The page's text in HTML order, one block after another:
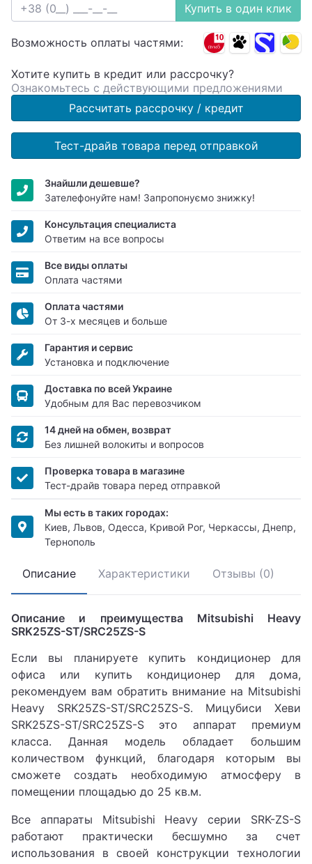
Купить в один клик
Возможность оплаты частями:
Хотите купить в кредит или рассрочку?
Ознакомьтесь с действующими предложениями
Рассчитать рассрочку / кредит
Тест-драйв товара перед отправкой
Знайшли дешевше?
Зателефонуйте нам! Запропонуємо знижку!
Консультация специалиста
Ответим на все вопросы
Все виды оплаты
Оплата частями
Оплата частями
От 3-х месяцев и больше
Гарантия и сервис
Установка и подключение
Доставка по всей Украине
Удобным для Вас перевозчиком
14 дней на обмен, возврат
Без лишней волокиты и вопросов
Проверка товара в магазине
Тест-драйв товара перед отправкой
Мы есть в таких городах:
Киев, Львов, Одесса, Кривой Рог, Черкассы, Днепр,
Тернополь
Описание Характеристики Отзывы (0)
Описание и преимущества Mitsubishi Heavy
SRK25ZS-ST/SRC25ZS-S
Если вы планируете купить кондиционер для
офиса или купить кондиционер для дома,
рекомендуем вам обратить внимание на Mitsubishi
Heavy SRK25ZS-ST/SRC25ZS-S. Мицубиси Хеви
SRK25ZS-ST/SRC25ZS-S это аппарат премиум
класса. Данная модель обладает большим
количеством функций, благодаря которым вы
сможете создать необходимую атмосферу в
помещении площадью до 25 кв.м.
Все аппараты Mitsubishi Heavy серии SRK-ZS-S
работают практически бесшумно за счет
использования в своей конструкции технологии